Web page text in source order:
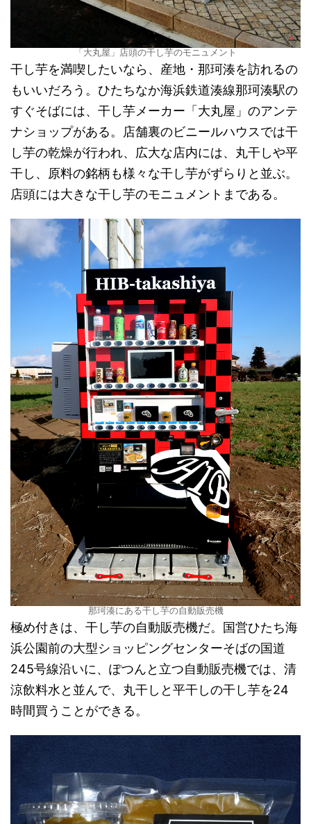
「大丸屋」店頭の干し芋のモニュメント
干し芋を満喫したいなら、産地・那珂湊を訪れるの
もいいだろう。ひたちなか海浜鉄道湊線那珂湊駅の
すぐそばには、干し芋メーカー「大丸屋」のアンテ
ナショップがある。店舗裏のビニールハウスでは干
し芋の乾燥が行われ、広大な店内には、丸干しや平
干し、原料の銘柄も様々な干し芋がずらりと並ぶ。
店頭には大きな干し芋のモニュメントまである。
那珂湊にある干し芋の自動販売機
極め付きは、干し芋の自動販売機だ。国営ひたち海
浜公園前の大型ショッピングセンターそばの国道
245号線沿いに、ぽつんと立つ自動販売機では、清
涼飲料水と並んで、丸干しと平干しの干し芋を24
時間買うことができる。